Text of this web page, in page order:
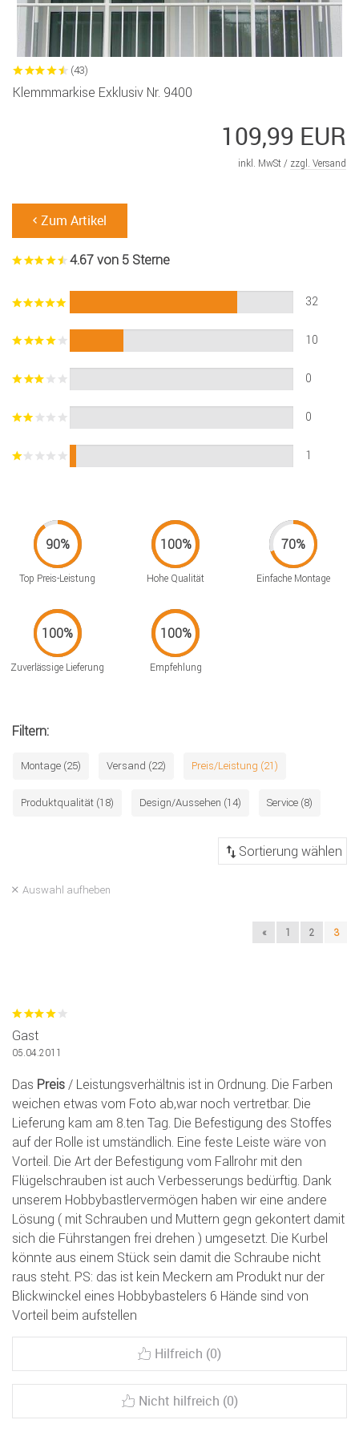
(43)
Klemmmarkise Exklusiv Nr. 9400
109,99 EUR
inkl. MwSt / zzgl. Versand
Zum Artikel
4.67 von 5 Sterne
32
10
0
0
1
Top Preis-Leistung Hohe Qualität Einfache Montage
Zuverlässige Lieferung Empfehlung
Filtern:
Montage (25) Versand (22) Preis/Leistung (21)
Produktqualität (18) Design/Aussehen (14) Service (8)
Auswahl aufheben
« 1 2 3
Gast
05.04.2011
Das Preis / Leistungsverhältnis ist in Ordnung. Die Farben
weichen etwas vom Foto ab,war noch vertretbar. Die
Lieferung kam am 8.ten Tag. Die Befestigung des Stoffes
auf der Rolle ist umständlich. Eine feste Leiste wäre von
Vorteil. Die Art der Befestigung vom Fallrohr mit den
Flügelschrauben ist auch Verbesserungs bedürftig. Dank
unserem Hobbybastlervermögen haben wir eine andere
Lösung ( mit Schrauben und Muttern gegn gekontert damit
sich die Führstangen frei drehen ) umgesetzt. Die Kurbel
könnte aus einem Stück sein damit die Schraube nicht
raus steht. PS: das ist kein Meckern am Produkt nur der
Blickwinckel eines Hobbybastelers 6 Hände sind von
Vorteil beim aufstellen
Hilfreich (0)
Nicht hilfreich (0)